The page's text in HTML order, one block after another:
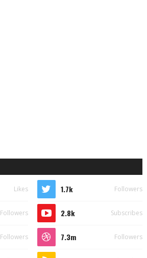
Likes 1.7k Followers
Followers 2.8k Subscribes
Followers 7.3m Followers